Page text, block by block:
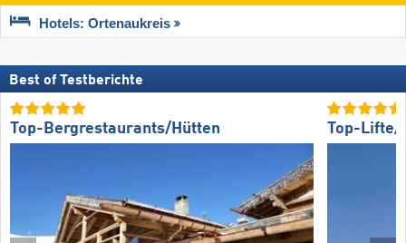
Hotels: Ortenaukreis
Best of Testberichte
Top-Bergrestaurants/Hütten Top-Lifte/